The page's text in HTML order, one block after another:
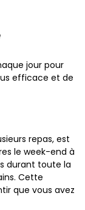
jour pour
efficace et de
repas, est
le week-end à
durant toute la
Cette
que vous avez